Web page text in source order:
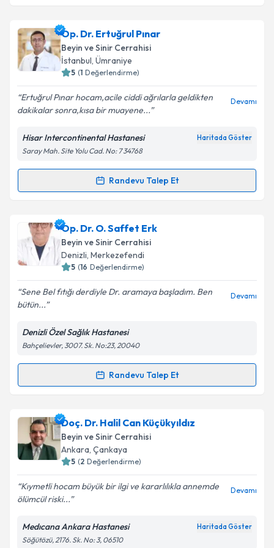
Takvim Talebini Gönder
Prof. Dr. Süleyman Rüştü Çaylı
talebi oluşturun. Size bu uzmandan randevu almanız
için bir takvim hazırlandığında e-posta ile
bilgilendireceğiz.
E-posta Adresiniz
Kişisel verilerimin işlenmesine ilişkin
Metni'ni okudum ve kişisel verilerimin belirtilen
kapsamda işlenmesini kabul ediyorum.
Op. Dr. Ertuğrul Pınar
Beyin ve Sinir Cerrahisi
İstanbul, Ümraniye
5 (1 Değerlendirme)
Ertuğrul Pınar hocam,acile ciddi ağrılarla geldikten
dakikalar sonra,kısa bir muayene...
Devamı
Hisar Intercontinental Hastanesi Haritada Göster
Saray Mah. Site Yolu Cad. No: 7 34768
Randevu Talep Et
Randevu Takvimi Talebi
Op. Dr. Ertuğrul Pınariçin randevu takvimi talebi
oluşturun. Size bu uzmandan randevu almanız için bir
takvim hazırlandığında e-posta ile bilgilendireceğiz.
Kişisel verilerimin işlenmesine ilişkin
Metni'ni okudum ve kişisel verilerimin belirtilen
kapsamda işlenmesini kabul ediyorum.
Op. Dr. O. Saffet Erk
Beyin ve Sinir Cerrahisi
Denizli, Merkezefendi
5 (16 Değerlendirme)
Sene Bel fıtığı derdiyle Dr. aramaya başladım. Ben
bütün...
Devamı
Denizli Özel Sağlık Hastanesi
Bahçelievler, 3007. Sk. No:23, 20040
Randevu Talep Et
Randevu Takvimi Talebi
Op. Dr. O. Saffet Erkiçin randevu takvimi talebi
oluşturun. Size bu uzmandan randevu almanız için bir
takvim hazırlandığında e-posta ile bilgilendireceğiz.
Kişisel verilerimin işlenmesine ilişkin
Aydınlatma
Metni'ni okudum ve kişisel verilerimin belirtilen
Doç. Dr. Halil Can Küçükyıldız
Beyin ve Sinir Cerrahisi
Ankara, Çankaya
5 (2 Değerlendirme)
Kıymetli hocam büyük bir ilgi ve kararlılıkla annemde
ölümcül riski...
Devamı
Medıcana Ankara Hastanesi Haritada Göster
Söğütözü, 2176. Sk. No: 3, 06510